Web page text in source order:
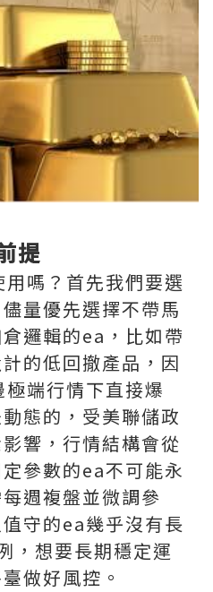
提
嗎？首先我們要選
量優先選擇不帶馬
邏輯的ea，比如帶
的低回撤產品，因
端行情下直接爆
態的，受美聯儲政
響，行情結構會從
參數的ea不可能永
週複盤並微調參
守的ea幾乎沒有長
，想要長期穩定運
做好風控。